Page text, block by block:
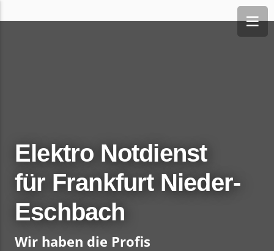
Elektro Notdienst
für Frankfurt Nieder-
Eschbach
Wir haben die Profis